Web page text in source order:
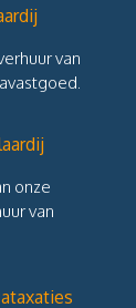
van
onze
van